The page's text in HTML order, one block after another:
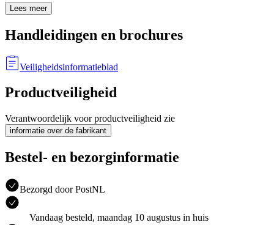
Lees meer
Handleidingen en brochures
Veiligheidsinformatieblad
Productveiligheid
Verantwoordelijk voor productveiligheid zie
informatie over de fabrikant
Bestel- en bezorginformatie
Bezorgd door PostNL
Vandaag besteld, maandag 10 augustus in huis